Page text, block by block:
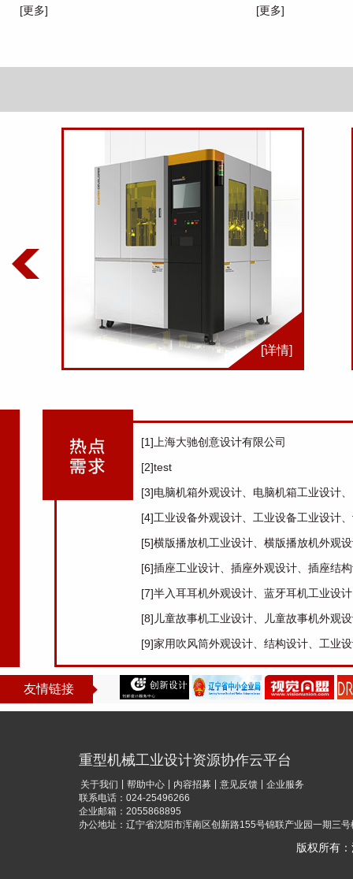
[更多] [更多]
[详情]
[1]上海大驰创意设计有限公司
[2]test
[3]电脑机箱外观设计、电脑机箱工业设计
计
[4]工业设备外观设计、工业设备工业设计
设备设计
[5]横版播放机工业设计、横版播放机外观
产品设计
[6]插座工业设计、插座外观设计、插座结
[7]半入耳耳机外观设计、蓝牙耳机工业设
[8]儿童故事机工业设计、儿童故事机外观
结构设计
[9]家用吹风筒外观设计、结构设计、工业
友情链接
重型机械工业设计资源协作云平台
关于我们 帮助中心 内容招募 意见反馈
企业服务
联系电话：024-25496266
企业邮箱：2055868895
办公地址：辽宁省沈阳市浑南区创新路155号锦联产业园一期三
版权所有